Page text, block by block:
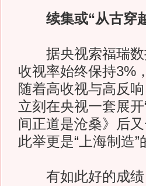
续集或“从古穿
据央视索福瑞数
收视率始终保持3%
随着高收视与高反
立刻在央视一套展
间正道是沧桑》后
此举更是“上海制造
有如此好的成绩